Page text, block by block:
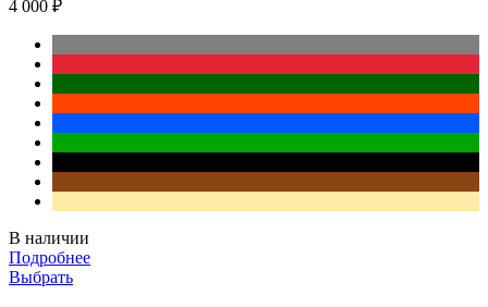
4 000 ₽
В наличии
Подробнее
Выбрать